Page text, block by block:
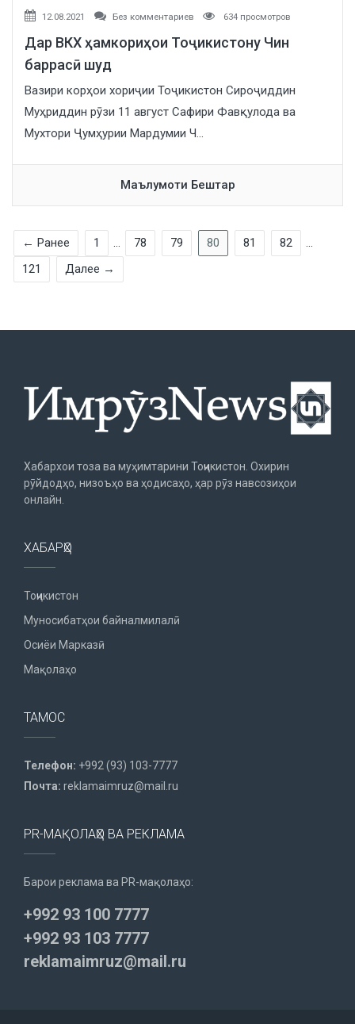
12.08.2021 Без комментариев 634 просмотров
Дар ВКХ ҳамкориҳои Тоҷикистону Чин
баррасӣ шуд
Вазири корҳои хориҷии Тоҷикистон Сироҷиддин
Муҳриддин рӯзи 11 август Сафири Фавқулода ва
Мухтори Ҷумҳурии Мардумии Ч...
Маълумоти Бештар
← Ранее 1 … 78 79 80 81 82
…
121
Далее →
Хабархои тоза ва муҳимтарини Тоҷикистон. Охирин
рӯйдодҳо, низоъҳо ва ҳодисаҳо, ҳар рӯз навсозиҳои
онлайн.
ХАБАРҲО
Тоҷикистон
Муносибатҳои байналмилалӣ
Осиёи Марказӣ
Мақолаҳо
ТАМОС
Телефон: +992 (93) 103-7777
Почта: reklamaimruz@mail.ru
PR-МАҚОЛАҲО ВА РЕКЛАМА
Барои реклама ва PR-мақолаҳо:
+992 93 100 7777
+992 93 103 7777
reklamaimruz@mail.ru